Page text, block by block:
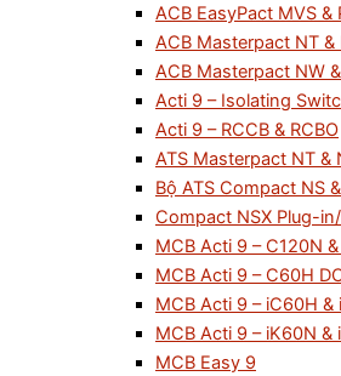
ACB EasyPact MVS &
ACB Masterpact NT &
ACB Masterpact NW
Acti 9 – Isolating
Acti 9 – RCCB & RCBO
ATS Masterpact NT &
Bộ ATS Compact NS
Compact NSX Plug-
MCB Acti 9 – C120N
MCB Acti 9 – C60H
MCB Acti 9 – iC60H &
MCB Acti 9 – iK60N &
MCB Easy 9